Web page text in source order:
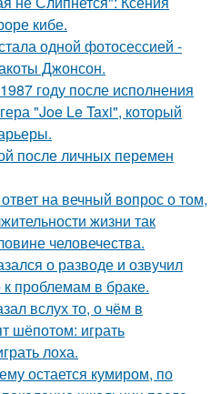
кибе.
одной фотосессией -
Джонсон.
году после исполнения
"Joe Le Taxi", который
после личных перемен
на вечный вопрос о том,
жизни так
человечества.
о разводе и озвучил
проблемам в браке.
вслух то, о чём в
шёпотом: играть
лоха.
остается кумиром, по